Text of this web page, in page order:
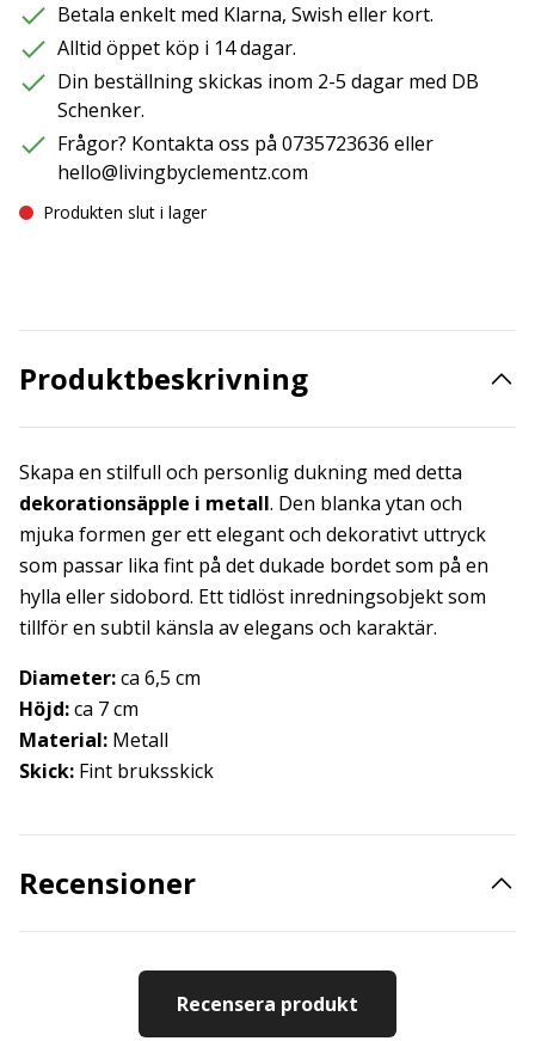
Betala enkelt med Klarna, Swish eller kort.
Alltid öppet köp i 14 dagar.
Din beställning skickas inom 2-5 dagar med DB
Schenker.
Frågor? Kontakta oss på 0735723636 eller
hello@livingbyclementz.com
Produkten slut i lager
Produktbeskrivning
Skapa en stilfull och personlig dukning med detta
dekorationsäpple i metall. Den blanka ytan och
mjuka formen ger ett elegant och dekorativt uttryck
som passar lika fint på det dukade bordet som på en
hylla eller sidobord. Ett tidlöst inredningsobjekt som
tillför en subtil känsla av elegans och karaktär.
Diameter:ca 6,5 cm
Höjd:ca 7 cm
Material: Metall
Skick: Fint bruksskick
Recensioner
Recensera produkt